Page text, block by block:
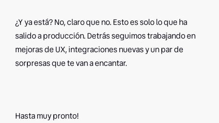
¿Y ya está? No, claro que no. Esto es solo lo que ha
salido a producción. Detrás seguimos trabajando en
mejoras de UX, integraciones nuevas y un par de
sorpresas que te van a encantar.
Hasta muy pronto!